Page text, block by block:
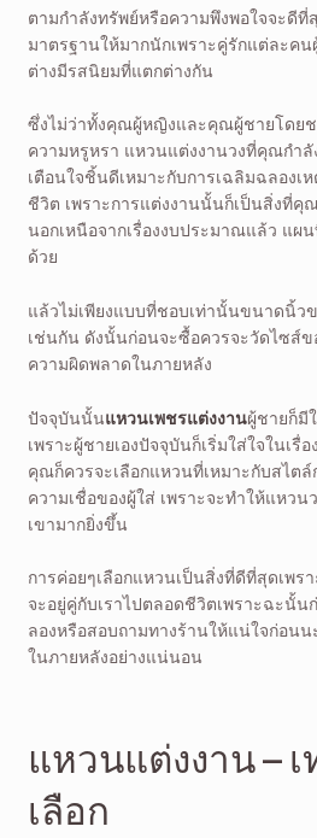
ตามกำลังทรัพย์หรือความพึงพอใจจะดีที่
มาตรฐานให้มากนักเพราะคู่รักแต่ละค
ต่างมีรสนิยมที่แตกต่างกัน
ซึ่งไม่ว่าทั้งคุณผู้หญิงและคุณผู้ชายโดยช
ความหรูหรา แหวนแต่งงานวงที่คุณกำลั
เตือนใจชิ้นดีเหมาะกับการเฉลิมฉลอง
ชีวิต เพราะการแต่งงานนั้นก็เป็นสิ่งที่คุ
นอกเหนือจากเรื่องงบประมาณแล้ว แผ
ด้วย
แล้วไม่เพียงแบบที่ชอบเท่านั้นขนาดนิ้ว
เช่นกัน ดังนั้นก่อนจะซื้อควรจะวัดไซส์
ความผิดพลาดในภายหลัง
ปัจจุบันนั้นแหวนเพชรแต่งงานผู้ชายก็มี
เพราะผู้ชายเองปัจจุบันก็เริ่มใส่ใจในเ
คุณก็ควรจะเลือกแหวนที่เหมาะกับสไต
ความเชื่อของผู้ใส่ เพราะจะทำให้แหว
เขามากยิ่งขึ้น
การค่อยๆเลือกแหวนเป็นสิ่งที่ดีที่สุดเพร
จะอยู่คู่กับเราไปตลอดชีวิตเพราะฉะนั้
ลองหรือสอบถามทางร้านให้แน่ใจก่อน
ในภายหลังอย่างแน่นอน
แหวนแต่งงาน –
เลือก